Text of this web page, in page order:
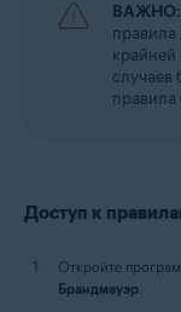
ВАЖНО:
правила
случаев
правила
Доступ к
Откройте
Брандмауэр.